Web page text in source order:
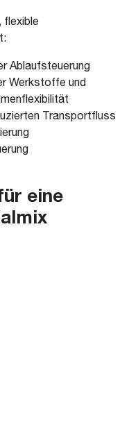
flexible
Ablaufsteuerung
Werkstoffe und
Transportfluss
eine